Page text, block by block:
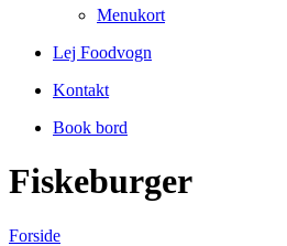
Menukort
Lej Foodvogn
Kontakt
Book bord
Fiskeburger
Forside